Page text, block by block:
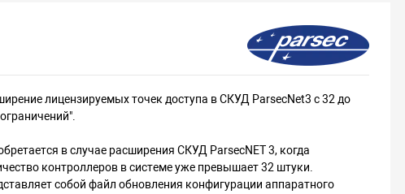
лицензируемых точек доступа в СКУД ParsecNet3 с 32 до
в случае расширения СКУД ParsecNET 3, когда
контроллеров в системе уже превышает 32 штуки.
собой файл обновления конфигурации аппаратного